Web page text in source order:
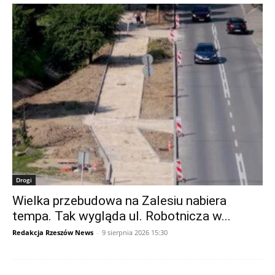
Drogi
Wielka przebudowa na Zalesiu nabiera
tempa. Tak wygląda ul. Robotnicza w...
Redakcja Rzeszów News - 9 sierpnia 2026 15:30